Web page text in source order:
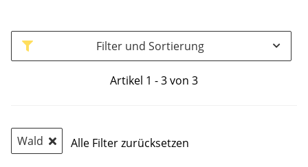
Filter und Sortierung
Artikel 1 - 3 von 3
Wald Alle Filter zurücksetzen